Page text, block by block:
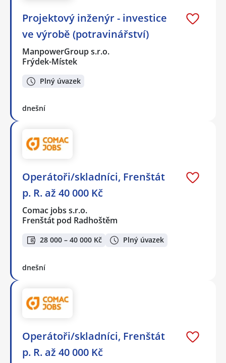
Projektový inženýr - investice
ve výrobě (potravinářství)
ManpowerGroup s.r.o.
Frýdek-Místek
Plný úvazek
dnešní
Operátoři/skladníci, Frenštát
p. R. až 40 000 Kč
Comac jobs s.r.o.
Frenštát pod Radhoštěm
28 000 – 40 000 Kč Plný úvazek
dnešní
Operátoři/skladníci, Frenštát
p. R. až 40 000 Kč